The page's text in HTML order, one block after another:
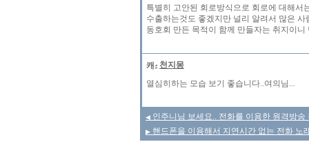
특별히 고안된 회로방식으로 회로에 대해서
수출하는것도 좋겠지만 널리 알려서 많은
동호회 만든 목적이 함께 만들자는 취지이
천지몽
열심히하는 모습 보기 좋습니다..여의님...
◀ 인주니님 보세요.. 전화를 이용한 원격방송
▶ 핸드폰을 이용해서 지연시간 없는 전화 노